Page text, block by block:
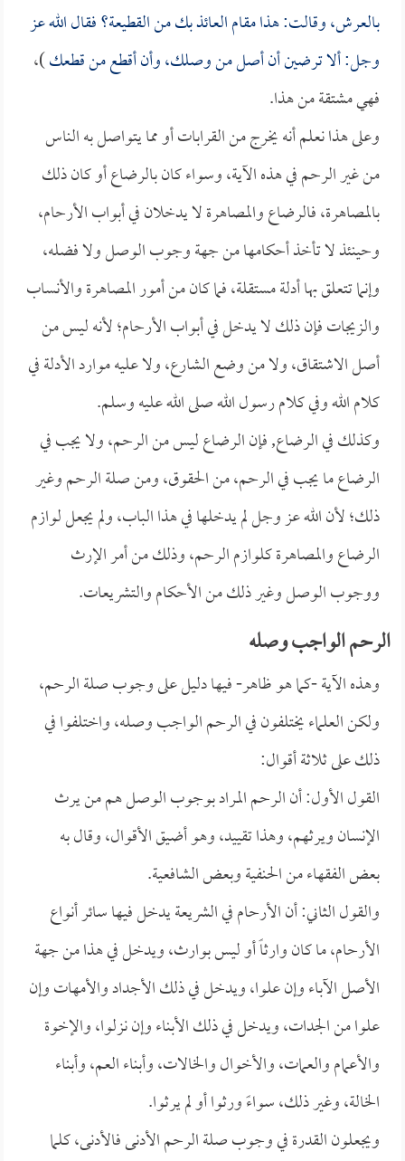
بالعرش، وقالت: هذا مقام العائذ بك من القطيعة؟ فقال الله عز
وجل: ألا ترضين أن أصل من وصلك، وأن أقطع من قطعك)،
فهي مشتقة من هذا.
وعلى هذا نعلم أنه يخرج من القرابات أو مما يتواصل به الناس
من غير الرحم في هذه الآية، وسواء كان بالرضاع أو كان ذلك
بالمصاهرة، فالرضاع والمصاهرة لا يدخلان في أبواب الأرحام،
وحينئذ لا تأخذ أحكامها من جهة وجوب الوصل ولا فضله،
وإنما تتعلق بها أدلة مستقلة، فما كان من أمور المصاهرة والأنساب
والزيجات فإن ذلك لا يدخل في أبواب الأرحام؛ لأنه ليس من
أصل الاشتقاق، ولا من وضع الشارع، ولا عليه موارد الأدلة في
كلام الله وفي كلام رسول الله صلى الله عليه وسلم.
وكذلك في الرضاع, فإن الرضاع ليس من الرحم، ولا يجب في
الرضاع ما يجب في الرحم، من الحقوق، ومن صلة الرحم وغير
ذلك؛ لأن الله عز وجل لم يدخلها في هذا الباب، ولم يجعل لوازم
الرضاع والمصاهرة كلوازم الرحم، وذلك من أمر الإرث
ووجوب الوصل وغير ذلك من الأحكام والتشريعات.
الرحم الواجب وصله
وهذه الآية -كما هو ظاهر- فيها دليل على وجوب صلة الرحم،
ولكن العلماء يختلفون في الرحم الواجب وصله، واختلفوا في
ذلك على ثلاثة أقوال:
القول الأول: أن الرحم المراد بوجوب الوصل هم من يرث
الإنسان ويرثهم، وهذا تقييد، وهو أضيق الأقوال، وقال به
بعض الفقهاء من الحنفية وبعض الشافعية.
والقول الثاني: أن الأرحام في الشريعة يدخل فيها سائر أنواع
الأرحام، ما كان وارثاً أو ليس بوارث، ويدخل في هذا من جهة
الأصل الآباء وإن علوا، ويدخل في ذلك الأجداد والأمهات وإن
علوا من الجدات، ويدخل في ذلك الأبناء وإن نزلوا، والإخوة
والأعمام والعمات، والأخوال والخالات، وأبناء العم، وأبناء
الخالة، وغير ذلك، سواءً ورثوا أو لم يرثوا.
ويجعلون القدرة في وجوب صلة الرحم الأدنى فالأدنى، كلما